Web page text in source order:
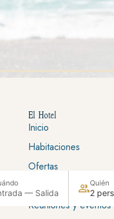
— Salida
Quién
2
El Hotel
Inicio
Habitaciones
Ofertas
Reuniones y eventos